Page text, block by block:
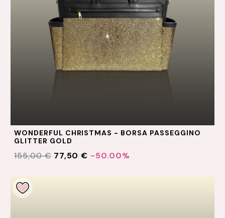
WONDERFUL CHRISTMAS - BORSA PASSEGGINO
GLITTER GOLD
155,00 € 77,50 € -50.00%